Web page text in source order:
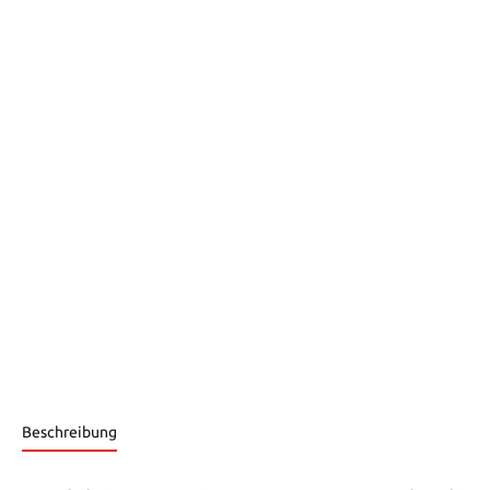
Beschreibung